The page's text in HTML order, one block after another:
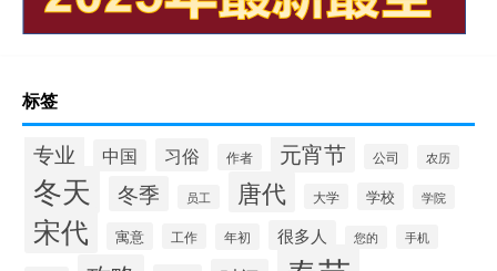
标签
专业 中国 习俗 作者 元宵节 公司 农历
冬天 冬季 员工 唐代 大学 学校 学院
宋代 寓意 工作 年初 很多人 您的 手机